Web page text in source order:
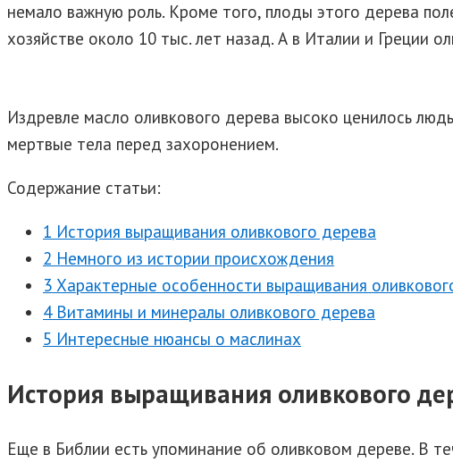
немало важную роль. Кроме того, плоды этого дерева
хозяйстве около 10 тыс. лет назад. А в Италии и Греции
Издревле масло оливкового дерева высоко ценилось
мертвые тела перед захоронением.
Содержание статьи:
1 История выращивания оливкового дерева
2 Немного из истории происхождения
3 Характерные особенности выращивания
4 Витамины и минералы оливкового дерева
5 Интересные нюансы о маслинах
История выращивания оливкового
Еще в Библии есть упоминание об оливковом дереве. В